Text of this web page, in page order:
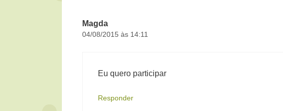
Magda
04/08/2015 às 14:11
Eu quero participar
Responder